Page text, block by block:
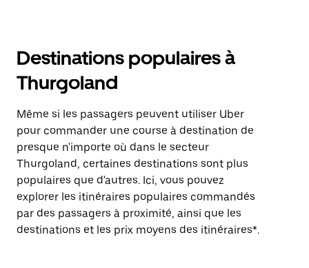
Destinations populaires à
Thurgoland
Même si les passagers peuvent utiliser Uber
pour commander une course à destination de
presque n'importe où dans le secteur
Thurgoland, certaines destinations sont plus
populaires que d'autres. Ici, vous pouvez
explorer les itinéraires populaires commandés
par des passagers à proximité, ainsi que les
destinations et les prix moyens des itinéraires*.